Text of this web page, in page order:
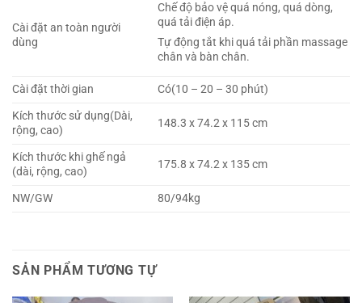
Cài đặt an toàn người
dùng
Chế độ bảo vệ quá nóng, quá dòng,
quá tải điện áp.
Tự động tắt khi quá tải phần massage
chân và bàn chân.
Cài đặt thời gian
Có(10 – 20 – 30 phút)
Kích thước sử dụng(Dài,
rộng, cao)
148.3 x 74.2 x 115 cm
Kích thước khi ghế ngả
(dài, rộng, cao)
175.8 x 74.2 x 135 cm
NW/GW 80/94kg
SẢN PHẨM TƯƠNG TỰ